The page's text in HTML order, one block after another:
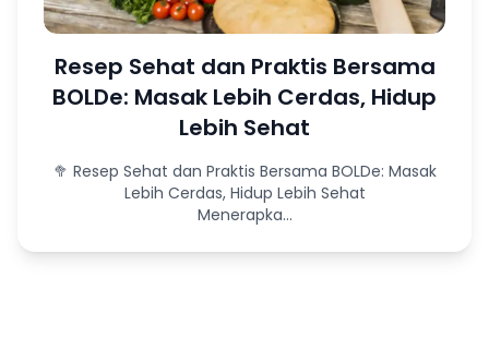
Resep Sehat dan Praktis Bersama
BOLDe: Masak Lebih Cerdas, Hidup
Lebih Sehat
🥦 Resep Sehat dan Praktis Bersama BOLDe: Masak
Lebih Cerdas, Hidup Lebih Sehat
Menerapka...